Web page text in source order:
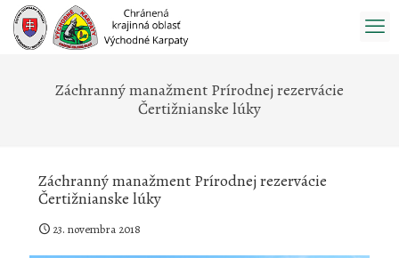
Prejsť
obsah
Záchranný manažment Prírodnej rezervácie
Čertižnianske lúky
Záchranný manažment Prírodnej rezervácie
Čertižnianske lúky
23. novembra 2018